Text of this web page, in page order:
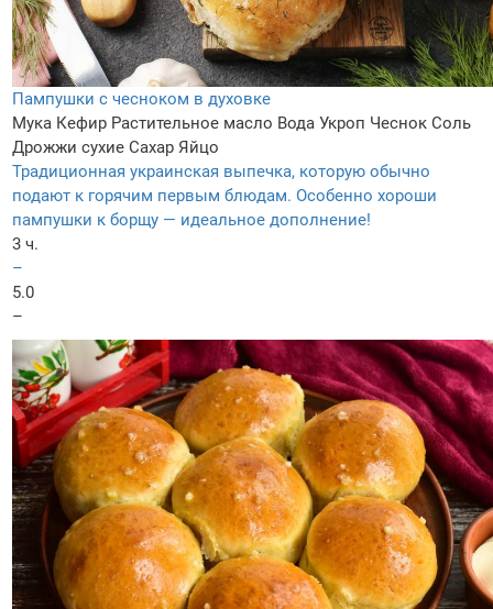
Пампушки с чесноком в духовке
Мука Кефир Растительное масло Вода Укроп Чеснок Соль
Дрожжи сухие Сахар Яйцо
Традиционная украинская выпечка, которую обычно
подают к горячим первым блюдам. Особенно хороши
пампушки к борщу — идеальное дополнение!
3 ч.
–
5.0
–